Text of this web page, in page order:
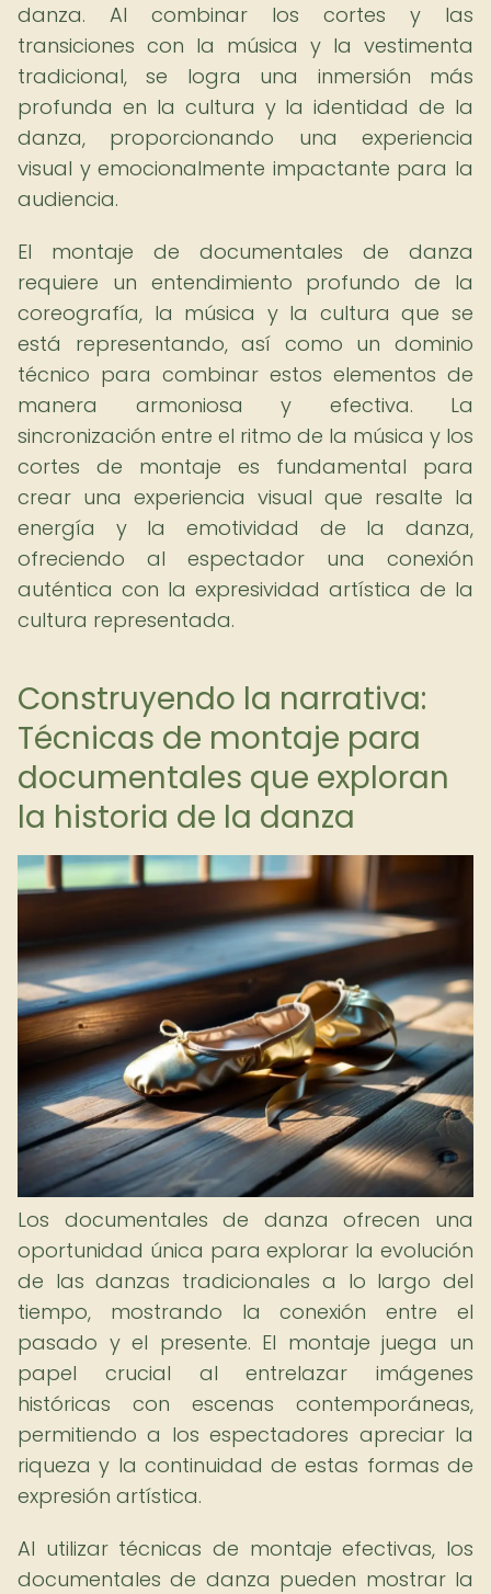
danza. Al combinar los cortes y las
transiciones con la música y la vestimenta
tradicional, se logra una inmersión más
profunda en la cultura y la identidad de la
danza, proporcionando una experiencia
visual y emocionalmente impactante para la
audiencia.
El montaje de documentales de danza
requiere un entendimiento profundo de la
coreografía, la música y la cultura que se
está representando, así como un dominio
técnico para combinar estos elementos de
manera armoniosa y efectiva. La
sincronización entre el ritmo de la música y los
cortes de montaje es fundamental para
crear una experiencia visual que resalte la
energía y la emotividad de la danza,
ofreciendo al espectador una conexión
auténtica con la expresividad artística de la
cultura representada.
Construyendo la narrativa:
Técnicas de montaje para
documentales que exploran
la historia de la danza
Los documentales de danza ofrecen una
oportunidad única para explorar la evolución
de las danzas tradicionales a lo largo del
tiempo, mostrando la conexión entre el
pasado y el presente. El montaje juega un
papel crucial al entrelazar imágenes
históricas con escenas contemporáneas,
permitiendo a los espectadores apreciar la
riqueza y la continuidad de estas formas de
expresión artística.
Al utilizar técnicas de montaje efectivas, los
documentales de danza pueden mostrar la